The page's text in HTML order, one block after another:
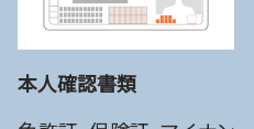
本人確認書類